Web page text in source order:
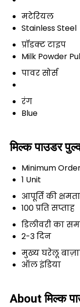
मटेरियल
Stainless Steel
प्रॉडक्ट टाइप
Milk Powder
पावर सोर्स
रंग
Blue
मिल्क पाउडर
Minimum
1 Unit
आपूर्ति की क्षमता
100 प्रति सप्ताह
डिलीवरी का
2-3 दिन
मुख्य घरेलू
ऑल इंडिया
About मिल्क